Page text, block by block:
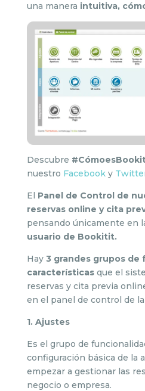
una manera intuitiva,
Descubre
nuestro Facebooky
El Panel de Control de
reservas online y cita
pensando únicamente en
usuario de Bookitit.
Hay 3 grandes grupos de
característicasque el
reservas y cita previa
en el panel de control de
1. Ajustes
Es el grupo de
configuración básica de la
empezar a gestionar las
negocio o empresa.